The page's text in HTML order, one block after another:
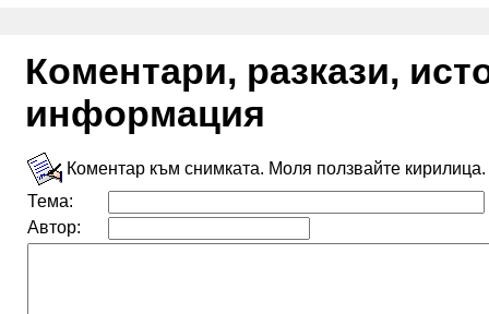
Коментари, разкази,
информация
Коментар към снимката. Моля ползвайте кирилица.
Тема:
Автор: